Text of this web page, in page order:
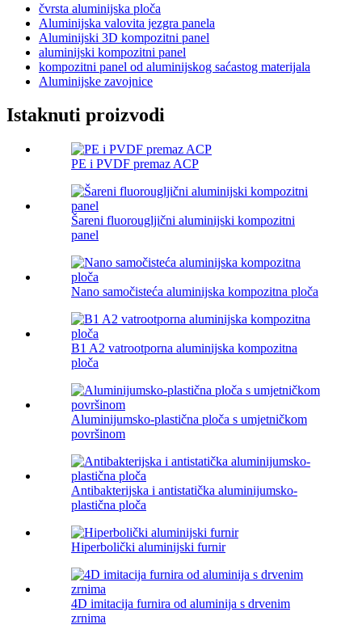
čvrsta aluminijska ploča
Aluminijska valovita jezgra panela
Aluminijski 3D kompozitni panel
aluminijski kompozitni panel
kompozitni panel od aluminijskog saćastog materijala
Aluminijske zavojnice
Istaknuti proizvodi
PE i PVDF premaz ACP
Šareni fluorougljični aluminijski kompozitni
panel
Nano samočisteća aluminijska kompozitna ploča
B1 A2 vatrootporna aluminijska kompozitna
ploča
Aluminijumsko-plastična ploča s umjetničkom
površinom
Antibakterijska i antistatička aluminijumsko-
plastična ploča
Hiperbolički aluminijski furnir
4D imitacija furnira od aluminija s drvenim
zrnima